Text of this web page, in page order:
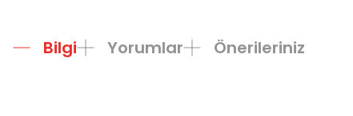
Bilgi Yorumlar Önerileriniz